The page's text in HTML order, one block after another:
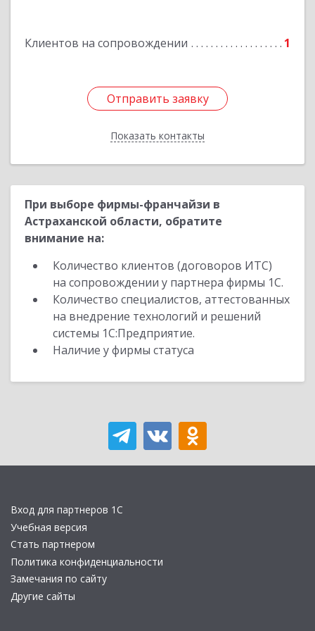
Клиентов на сопровождении 1
Отправить заявку
Показать контакты
Отправить заявку
Назад
При выборе фирмы-франчайзи в
Астраханской области, обратите
внимание на:
Количество клиентов (договоров ИТС)
на сопровождении у партнера фирмы 1С.
Количество специалистов, аттестованных
на внедрение технологий и решений
системы 1С:Предприятие.
Наличие у фирмы статуса
Вход для партнеров 1С
Учебная версия
Стать партнером
Политика конфиденциальности
Замечания по сайту
Другие сайты